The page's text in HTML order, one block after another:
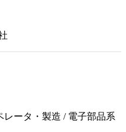
レータ・製造 / 電子部品系